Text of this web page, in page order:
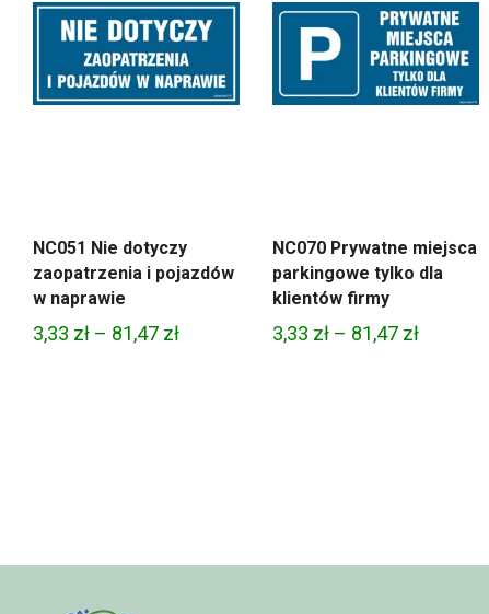
NC051 Nie dotyczy
zaopatrzenia i pojazdów
w naprawie
3,33 zł – 81,47 złZakres
NC070 Prywatne miejsca
parkingowe tylko dla
klientów firmy
3,33 zł – 81,47 złZakres